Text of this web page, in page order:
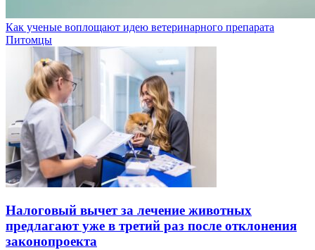
Как ученые воплощают идею ветеринарного препарата
Питомцы
Налоговый вычет за лечение животных
предлагают уже в третий раз после отклонения
законопроекта